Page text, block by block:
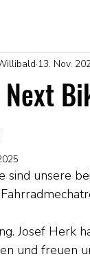
13. Nov.
sind unsere
Josef Herk
und freuen